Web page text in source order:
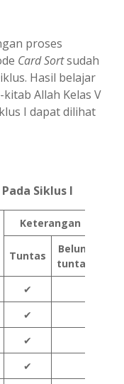
proses
Card Sortsudah
Hasil belajar
Allah Kelas V
I dapat dilihat
Siklus I
Keterangan
Tuntas
Belum
tuntas
✔
✔
✔
✔